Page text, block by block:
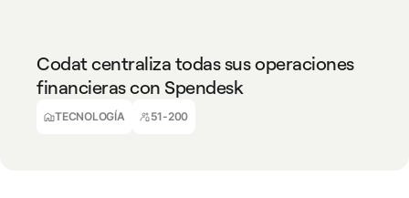
Codat centraliza todas sus operaciones
financieras con Spendesk
TECNOLOGÍA 51-200
Shona Chatralia
Responsable Sénior de Finanzas